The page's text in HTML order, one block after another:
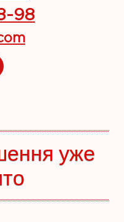
98
уже